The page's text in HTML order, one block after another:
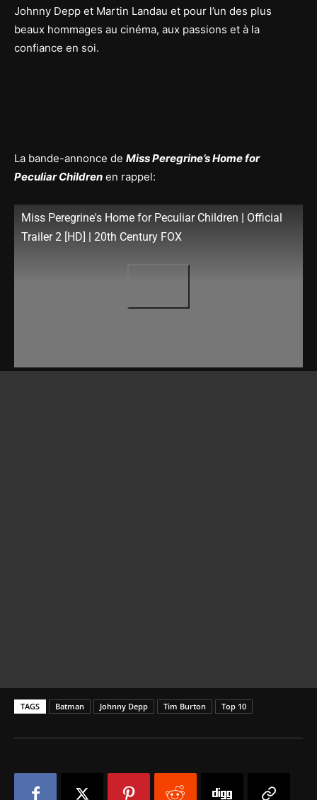
Johnny Depp et Martin Landau et pour l’un des plus
beaux hommages au cinéma, aux passions et à la
confiance en soi.
La bande-annonce de Miss Peregrine’s Home for
Peculiar Children en rappel:
Miss Peregrine's Home for Peculiar Children | Official
Trailer 2 [HD] | 20th Century FOX
TAGS Batman Johnny Depp Tim Burton Top 10